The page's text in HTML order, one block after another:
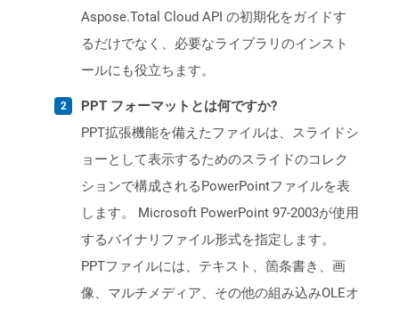
Aspose.Total Cloud API の初期化をガイドす
るだけでなく、必要なライブラリのインスト
ールにも役立ちます。
PPT フォーマットとは何ですか?
PPT拡張機能を備えたファイルは、スライドシ
ョーとして表示するためのスライドのコレク
ションで構成されるPowerPointファイルを表
します。 Microsoft PowerPoint 97-2003が使用
するバイナリファイル形式を指定します。
PPTファイルには、テキスト、箇条書き、画
像、マルチメディア、その他の組み込みOLEオ